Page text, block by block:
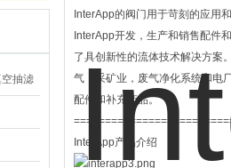
抽滤
InterApp的阀门用于苛刻的应用
InterApp开发，生产和销售配件
了具创新性的流体技术解决方案
气，采矿业，废气净化系统和电
配件和补充产品。
InterApp产品介绍